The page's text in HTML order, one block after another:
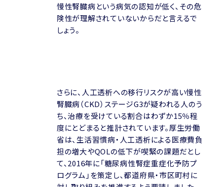
慢性腎臓病という病気の認知が低く、その危
険性が理解されていないからだと言えるで
しょう。
さらに、人工透析への移行リスクが高い慢性
腎臓病（CKD）ステージG3が疑われる人のう
ち、治療を受けている割合はわずか15％程
度にとどまると推計されています。厚生労働
省は、生活習慣病・人工透析による医療費負
担の増大やQOLの低下が喫緊の課題だとし
て、2016年に「糖尿病性腎症重症化予防プ
ログラム」を策定し、都道府県・市区町村に